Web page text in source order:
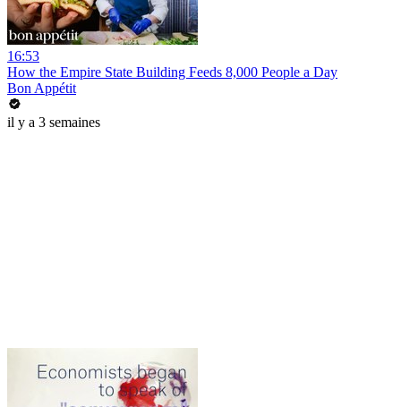
16:53
How the Empire State Building Feeds 8,000 People a Day
Bon Appétit
il y a 3 semaines